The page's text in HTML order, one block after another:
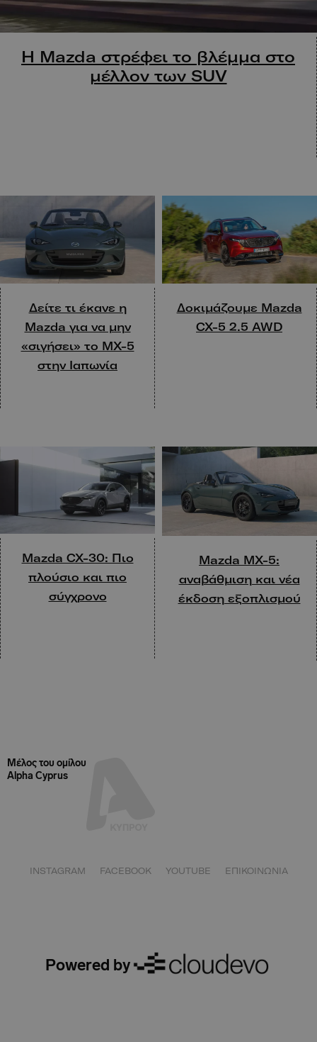
H Mazda στρέφει το βλέμμα στο
μέλλον των SUV
Δείτε τι έκανε η
Mazda για να μην
«σιγήσει» το MX-5
στην Ιαπωνία
Δοκιμάζουμε Mazda
CX-5 2.5 AWD
Mazda CX-30: Πιο
πλούσιο και πιο
σύγχρονο
Mazda ΜΧ-5:
αναβάθμιση και νέα
έκδοση εξοπλισμού
Μέλος του ομίλου
Alpha Cyprus
Powered by
INSTAGRAM FACEBOOK YOUTUBE ΕΠΙΚΟΙΝΩΝΙΑ